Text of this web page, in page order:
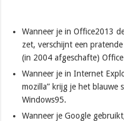
Wanneer je in Office2013
zet, verschijnt een
(in 2004 afgeschafte)
Wanneer je in Internet
mozilla” krijg je het blauwe
Windows95.
Wanneer je Google